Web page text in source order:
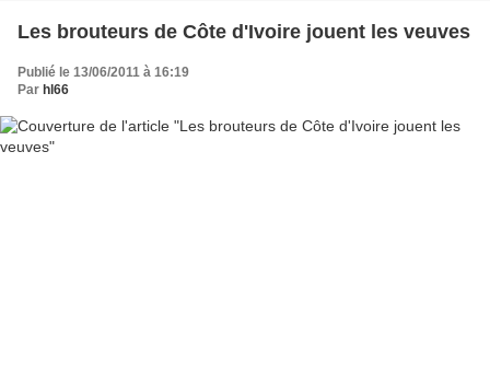
Les brouteurs de Côte d'Ivoire jouent les veuves
Publié le 13/06/2011 à 16:19
Par hl66